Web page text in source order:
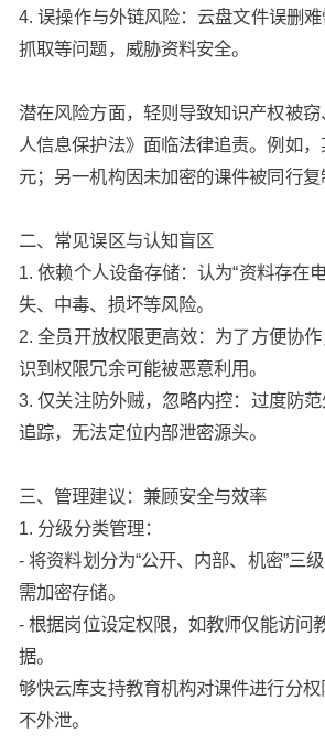
4. 误操作与外链风险：云盘文件误删
抓取等问题，威胁资料安全。
潜在风险方面，轻则导致知识产权被
人信息保护法》面临法律追责。例如
元；另一机构因未加密的课件被同行
二、常见误区与认知盲区
1. 依赖个人设备存储：认为“资料存在
失、中毒、损坏等风险。
2. 全员开放权限更高效：为了方便协
识到权限冗余可能被恶意利用。
3. 仅关注防外贼，忽略内控：过度防
追踪，无法定位内部泄密源头。
三、管理建议：兼顾安全与效率
1. 分级分类管理：
- 将资料划分为“公开、内部、机密”三
需加密存储。
- 根据岗位设定权限，如教师仅能访问
据。
够快云库支持教育机构对课件进行分
不外泄。